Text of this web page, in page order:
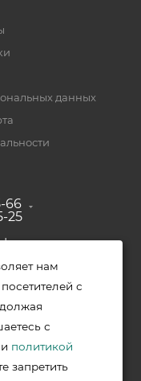
данных
66
25
ул.
к. 2
от ведущих
Уфе
нам
с
с
и политикой
запретить